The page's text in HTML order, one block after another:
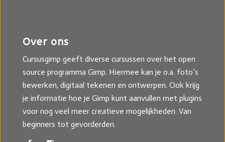
Over ons
Cursusgimp geeft diverse cursussen over het open
source programma Gimp. Hiermee kan je o.a. foto’s
bewerken, digitaal tekenen en ontwerpen. Ook krijg
je informatie hoe je Gimp kunt aanvullen met plugins
voor nog veel meer creatieve mogelijkheden. Van
beginners tot gevorderden.